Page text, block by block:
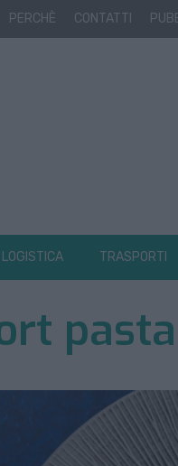
PERCHÈ CONTATTI
LOGISTICA TRASPORTI
pasta